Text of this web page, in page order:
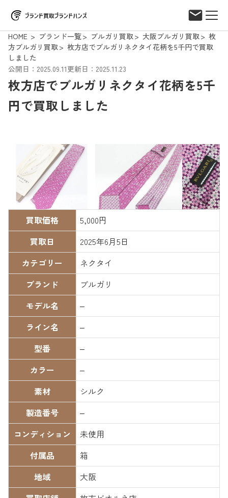
HOME ブランド一覧 ブルガリ買取 大阪ブルガリ買取
枚
方ブルガリ買取
枚方店でブルガリネクタイ花柄を5千円で買取
しました
公開日：2025.09.11更新日：2025.11.23
枚方店でブルガリネクタイ花柄を5千
円で買取しました
買取価格
5,000円
買取日
2025年6月5日
カテゴリー
ネクタイ
ブランド
ブルガリ
モデル名
–
ライン名
–
型番
–
カラー
–
素材
シルク
製造番号
–
コンディション
未使用
付属品
箱
地域
大阪